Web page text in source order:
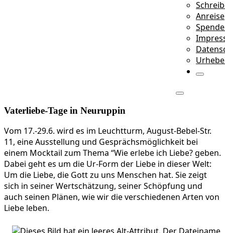
Anreise
Vaterliebe-Tage in Neuruppin
Vom 17.-29.6. wird es im Leuchtturm, August-Bebel-Str.
11, eine Ausstellung und Gesprächsmöglichkeit bei
einem Mocktail zum Thema “Wie erlebe ich Liebe? geben.
Dabei geht es um die Ur-Form der Liebe in dieser Welt:
Um die Liebe, die Gott zu uns Menschen hat. Sie zeigt
sich in seiner Wertschätzung, seiner Schöpfung und
auch seinen Plänen, wie wir die verschiedenen Arten von
Liebe leben.